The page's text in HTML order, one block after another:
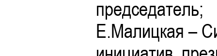
председатель;
Е.Малицкая –